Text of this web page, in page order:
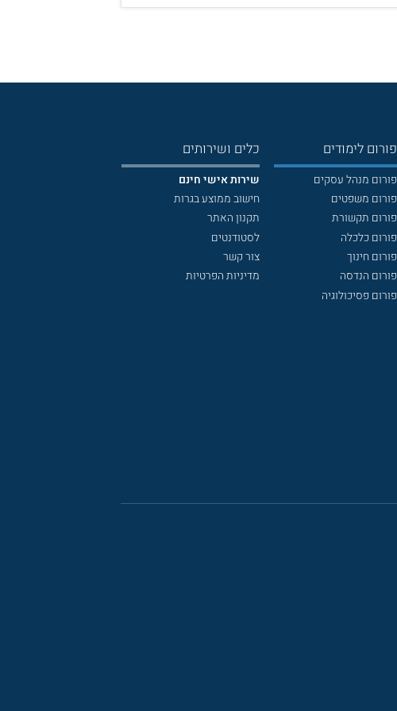
פורום לימודים
פורום מנהל עסקים
פורום משפטים
פורום תקשורת
פורום כלכלה
פורום חינוך
פורום הנדסה
פורום פסיכולוגיה
כלים ושירותים
שירות אישי חינם
חישוב ממוצע בגרות
תקנון האתר
לסטודנטים
צור קשר
מדיניות הפרטיות